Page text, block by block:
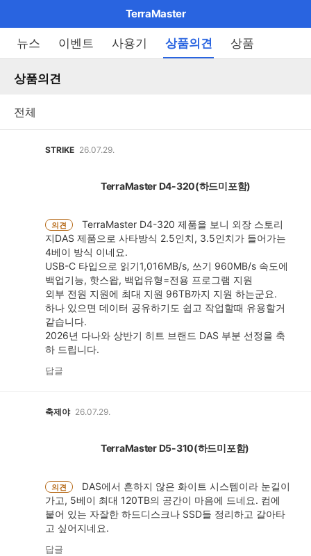
메
뉴
기
TerraMaster
랜
뉴스 이벤트 사용기 상품의견 상품
상품의견
STRIKE 26.07.29.
TerraMaster D4-320(하드미포함)
의견
TerraMaster D4-320 제품을 보니 외장 스토리
지DAS 제품으로 사타방식 2.5인치, 3.5인치가 들어가는
4베이 방식 이네요.
USB-C 타입으로 읽기1,016MB/s, 쓰기 960MB/s 속도에
백업기능, 핫스왑, 백업유형=전용 프로그램 지원
외부 전원 지원에 최대 지원 96TB까지 지원 하는군요.
하나 있으면 데이터 공유하기도 쉽고 작업할때 유용할거
같습니다.
2026년 다나와 상반기 히트 브랜드 DAS 부분 선정을 축
하 드립니다.
답글
축제야 26.07.29.
TerraMaster D5-310(하드미포함)
의견
DAS에서 흔하지 않은 화이트 시스템이라 눈길이
가고, 5베이 최대 120TB의 공간이 마음에 드네요. 컴에
붙어 있는 자잘한 하드디스크나 SSD들 정리하고 갈아타
고 싶어지네요.
답글